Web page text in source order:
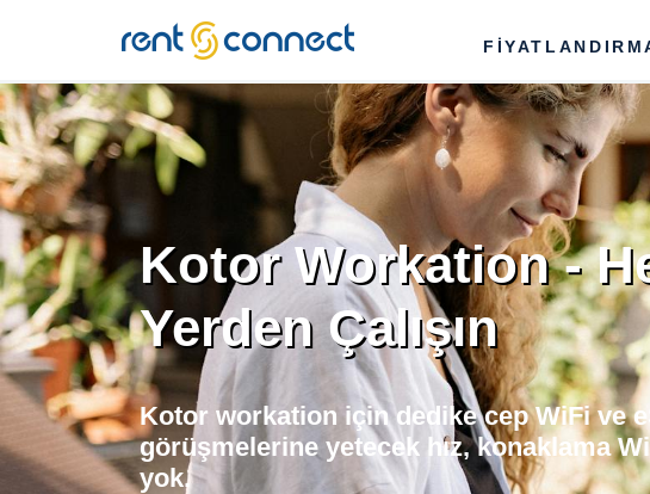
RENT'N
CONNECT
Kotor Workation -
Yerden Çalışın
Kotor workation için dedike cep WiFi ve
görüşmelerine yetecek hız, konaklama
yok.